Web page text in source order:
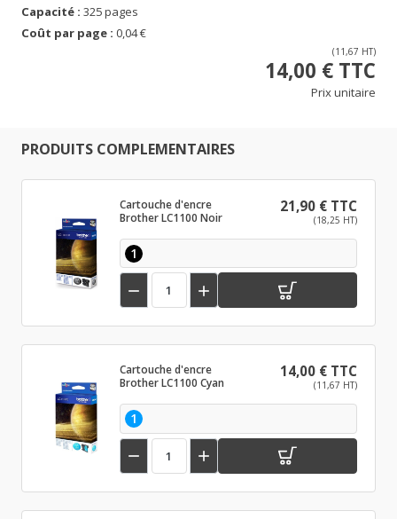
Capacité : 325 pages
Coût par page : 0,04 €
(11,67 HT)
14,00 € TTC
Prix unitaire
PRODUITS COMPLEMENTAIRES
Cartouche d'encre
Brother LC1100 Noir
21,90 € TTC
(18,25 HT)
1
 
Cartouche d'encre
Brother LC1100 Cyan
14,00 € TTC
(11,67 HT)
1
 